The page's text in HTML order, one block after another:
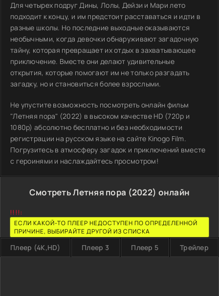
Для четырех подруг Дины, Лолы, Дейзи и Мари лето
подходит к концу, и им предстоит расставаться и идти в
разные школы. Но последние выходные оказываются
необычными, когда девочки обнаруживают загадочную
тайну, которая превращает их отдых в захватывающее
приключение. Вместе они делают удивительные
открытия, которые помогают им не только разгадать
загадку, но и становиться более взрослыми.
Не упустите возможность посмотреть онлайн фильм
"Летняя пора" (2022) в высоком качестве HD (720p и
1080p) абсолютно бесплатно и без необходимости
регистрации на русском языке на сайте Kinogo Film.
Погрузитесь в атмосферу загадок и приключений вместе
с героинями и наслаждайтесь просмотром!
Смотреть Летняя пора (2022) онлайн
!!!!:
ЕСЛИ КАКОЙ-ТО ПЛЕЕР НЕДОСТУПЕН ПО ОПРЕДЕЛЕННОЙ
ПРИЧИНЕ, ВЫБИРАЙТЕ ДРУГОЙ ИЗ СПИСКА
Плеер (4K,HD) Плеер 3 Плеер 5 Трейлер